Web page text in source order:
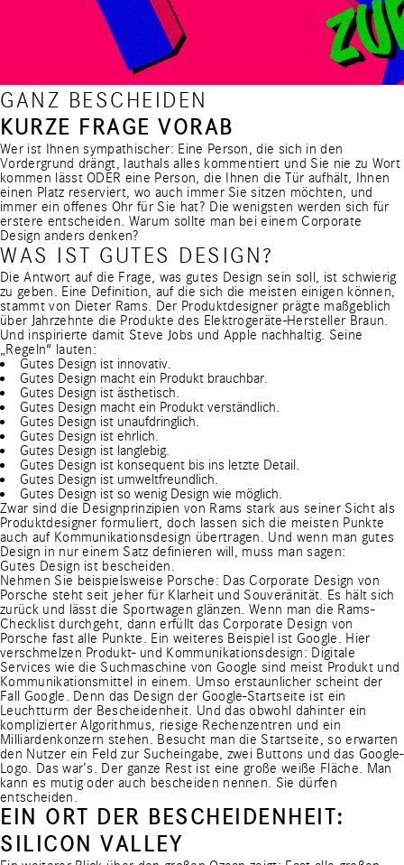
GANZ BESCHEIDEN
KURZE FRAGE VORAB
Wer ist Ihnen sympathischer: Eine Person, die sich in den
Vordergrund drängt, lauthals alles kommentiert und Sie nie zu Wort
kommen lässt ODER eine Person, die Ihnen die Tür aufhält, Ihnen
einen Platz reserviert, wo auch immer Sie sitzen möchten, und
immer ein offenes Ohr für Sie hat? Die wenigsten werden sich für
erstere entscheiden. Warum sollte man bei einem Corporate
Design anders denken?
WAS IST GUTES DESIGN?
Die Antwort auf die Frage, was gutes Design sein soll, ist schwierig
zu geben. Eine Definition, auf die sich die meisten einigen können,
stammt von Dieter Rams. Der Produktdesigner prägte maßgeblich
über Jahrzehnte die Produkte des Elektrogeräte-Hersteller Braun.
Und inspirierte damit Steve Jobs und Apple nachhaltig. Seine
„Regeln“ lauten:
Gutes Design ist innovativ.
Gutes Design macht ein Produkt brauchbar.
Gutes Design ist ästhetisch.
Gutes Design macht ein Produkt verständlich.
Gutes Design ist unaufdringlich.
Gutes Design ist ehrlich.
Gutes Design ist langlebig.
Gutes Design ist konsequent bis ins letzte Detail.
Gutes Design ist umweltfreundlich.
Gutes Design ist so wenig Design wie möglich.
Zwar sind die Designprinzipien von Rams stark aus seiner Sicht als
Produktdesigner formuliert, doch lassen sich die meisten Punkte
auch auf Kommunikationsdesign übertragen. Und wenn man gutes
Design in nur einem Satz definieren will, muss man sagen:
Gutes Design ist bescheiden.
Nehmen Sie beispielsweise Porsche: Das Corporate Design von
Porsche steht seit jeher für Klarheit und Souveränität. Es hält sich
zurück und lässt die Sportwagen glänzen. Wenn man die Rams-
Checklist durchgeht, dann erfüllt das Corporate Design von
Porsche fast alle Punkte. Ein weiteres Beispiel ist Google. Hier
verschmelzen Produkt- und Kommunikationsdesign: Digitale
Services wie die Suchmaschine von Google sind meist Produkt und
Kommunikationsmittel in einem. Umso erstaunlicher scheint der
Fall Google. Denn das Design der Google-Startseite ist ein
Leuchtturm der Bescheidenheit. Und das obwohl dahinter ein
komplizierter Algorithmus, riesige Rechenzentren und ein
Milliardenkonzern stehen. Besucht man die Startseite, so erwarten
den Nutzer ein Feld zur Sucheingabe, zwei Buttons und das Google-
Logo. Das war’s. Der ganze Rest ist eine große weiße Fläche. Man
kann es mutig oder auch bescheiden nennen. Sie dürfen
entscheiden.
EIN ORT DER BESCHEIDENHEIT:
SILICON VALLEY